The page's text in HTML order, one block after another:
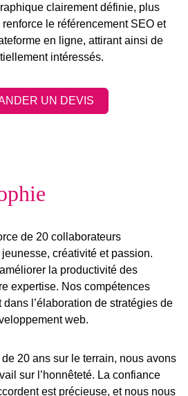
clairement définie, plus
le référencement SEO et
en ligne, attirant ainsi de
intéressés.
UN DEVIS
de 20 collaborateurs
créativité et passion.
la productivité des
expertise. Nos compétences
l’élaboration de stratégies de
web.
20 ans sur le terrain, nous avons
sur l’honnêteté. La confiance
est précieuse, et nous nous